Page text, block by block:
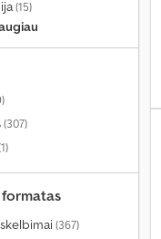
(15)
(307)
(367)